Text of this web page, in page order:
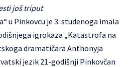
još triput
u Pinkovcu je 3. studenoga imala
igrokaza „Katastrofa na
dramatičara Anthonyja
jezik 21-godišnji Pinkovčan